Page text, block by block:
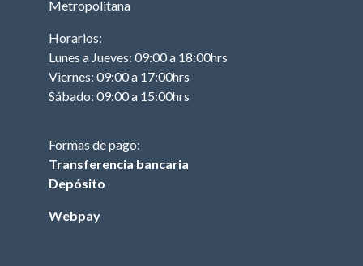
MOTOR)
Metropolitana
Horarios:
Lunes a Jueves: 09:00 a 18:00hrs
Viernes: 09:00 a 17:00hrs
Sábado: 09:00 a 15:00hrs
Formas de pago:
Transferencia bancaria
Depósito
Webpay